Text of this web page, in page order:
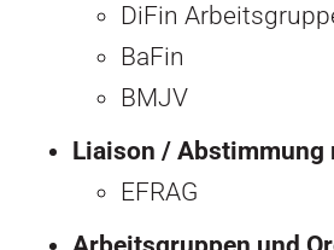
DiFin
BaFin
BMJV
Liaison /
EFRAG